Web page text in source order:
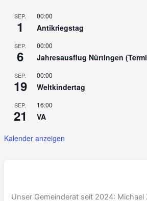
SEP.
1
00:00
Antikriegstag
SEP.
6
00:00
Jahresausflug Nürtingen
SEP.
19
00:00
Weltkindertag
SEP.
21
16:00
VA
Kalender anzeigen
Unser Gemeinderat seit 2024: Michael